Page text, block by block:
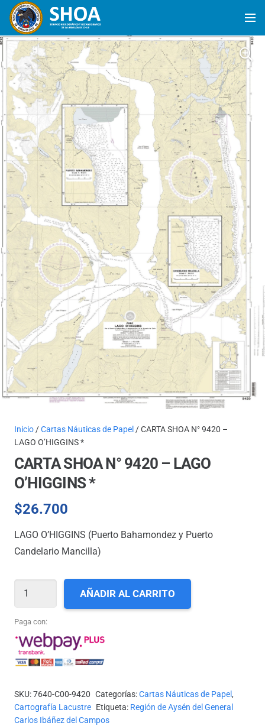
Inicio /Cartas Náuticas de Papel / CARTA SHOA N° 9420 –
LAGO O’HIGGINS *
CARTA SHOA N° 9420 – LAGO
O’HIGGINS *
$26.700
LAGO O’HIGGINS (Puerto Bahamondez y Puerto
Candelario Mancilla)
CARTA
N°
9420
LAGO
*
cantidad
AÑADIR AL CARRITO
Paga con:
SKU:7640-C00-9420 Categorías:Cartas Náuticas de Papel,
Cartografía Lacustre Etiqueta: Región de Aysén del General
Carlos Ibáñez del Campos